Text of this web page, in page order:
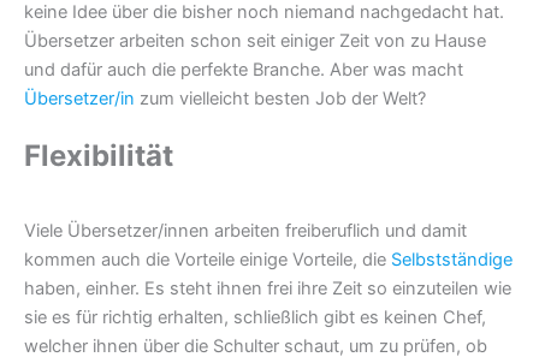
keine Idee über die bisher noch niemand nachgedacht hat.
Übersetzer arbeiten schon seit einiger Zeit von zu Hause
und dafür auch die perfekte Branche. Aber was macht
Übersetzer/in zum vielleicht besten Job der Welt?
Flexibilität
Viele Übersetzer/innen arbeiten freiberuflich und damit
kommen auch die Vorteile einige Vorteile, die Selbstständige
haben, einher. Es steht ihnen frei ihre Zeit so einzuteilen wie
sie es für richtig erhalten, schließlich gibt es keinen Chef,
welcher ihnen über die Schulter schaut, um zu prüfen, ob